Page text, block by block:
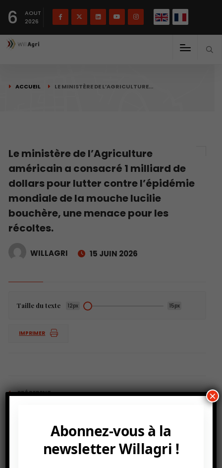
6
AOUT
2026
ACCUEIL LE MINISTÈRE DE L’AGRICULTURE…
Le ministère de l’Agriculture
américain a consacré 1 milliard de
dollars pour lutter contre l’épidémie
mondiale de la mouche lucilie
bouchère, une menace pour les
récoltes.
WILLAGRI 15 JUIN 2026
Taille du texte 12px 15px
IMPRIMER
PRÉCEDENT
Abonnez-vous à la
newsletter Willagri !
×
Français English(English)